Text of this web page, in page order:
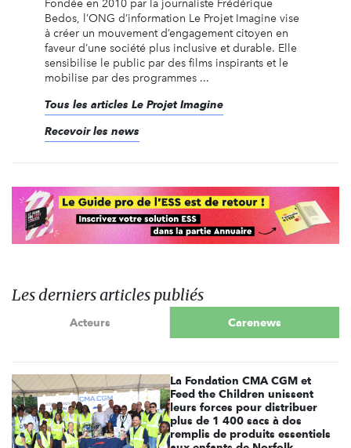
Fondée en 2010 par la journaliste Frédérique
Bedos, l’ONG d’information Le Projet Imagine vise
à créer un mouvement d’engagement citoyen en
faveur d’une société plus inclusive et durable. Elle
sensibilise le public par des films inspirants et le
mobilise par des programmes ...
Tous les articles Le Projet Imagine
Recevoir les news
Les derniers articles publiés
Acteurs Carenews
La Fondation CMA CGM et
Feed the Children unissent
leurs forces pour distribuer
plus de 1 400 sacs à dos
remplis de produits essentiels